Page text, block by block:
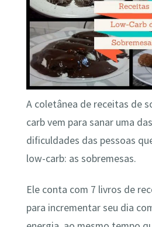
A coletânea de receitas de
carb vem para sanar uma
dificuldades das pessoas
low-carb: as sobremesas.
Ele conta com 7 livros de
para incrementar seu dia